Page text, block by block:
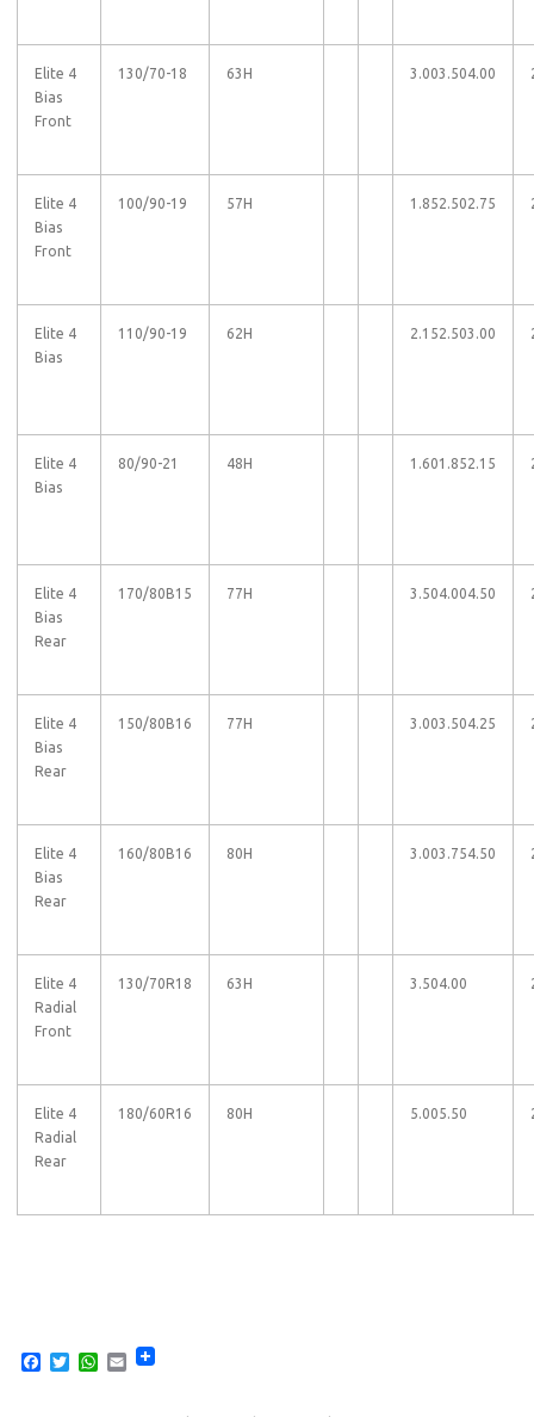
Elite 4
Bias
Front
130/70-18 63H 3.003.504.00
Elite 4
Bias
Front
100/90-19 57H 1.852.502.75
Elite 4
Bias
110/90-19 62H 2.152.503.00
Elite 4
Bias
80/90-21 48H 1.601.852.15
Elite 4
Bias
Rear
170/80B15 77H 3.504.004.50
Elite 4
Bias
Rear
150/80B16 77H 3.003.504.25
Elite 4
Bias
Rear
160/80B16 80H 3.003.754.50
Elite 4
Radial
Front
130/70R18 63H 3.504.00
Elite 4
Radial
Rear
180/60R16 80H 5.005.50
T
W
E